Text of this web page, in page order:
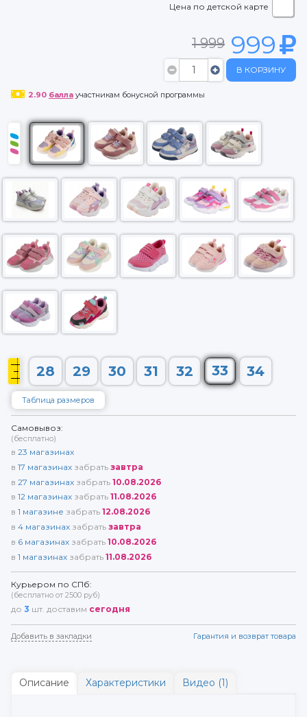
Цена по детской карте
1 999 999
В КОРЗИНУ
2.90 баллаучастникам бонусной программы
28 29 30 31 32 33 34
Таблица размеров
Самовывоз:
(бесплатно)
в 23 магазинах
в 17 магазинах забрать завтра
в 27 магазинах забрать 10.08.2026
в 12 магазинах забрать 11.08.2026
в 1 магазине забрать 12.08.2026
в 4 магазинах забрать завтра
в 6 магазинах забрать 10.08.2026
в 1 магазинах забрать 11.08.2026
Курьером по СПб:
(бесплатно от 2500 руб)
до 3 шт. доставим сегодня
Добавить в закладки Гарантия и возврат товара
Описание Характеристики Видео (1)